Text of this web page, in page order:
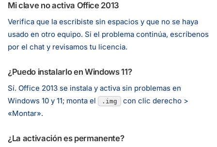
Mi clave no activa Office 2013
Verifica que la escribiste sin espacios y que no se haya
usado en otro equipo. Si el problema continúa, escríbenos
por el chat y revisamos tu licencia.
¿Puedo instalarlo en Windows 11?
Sí. Office 2013 se instala y activa sin problemas en
Windows 10 y 11; monta el
.img
con clic derecho >
«Montar».
¿La activación es permanente?